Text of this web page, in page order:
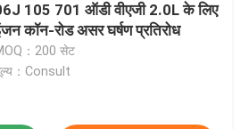
105 701 ऑडी वीएजी 2.0L के लिए
कॉन-रोड असर घर्षण प्रतिरोध
：200 सेट
：Consult